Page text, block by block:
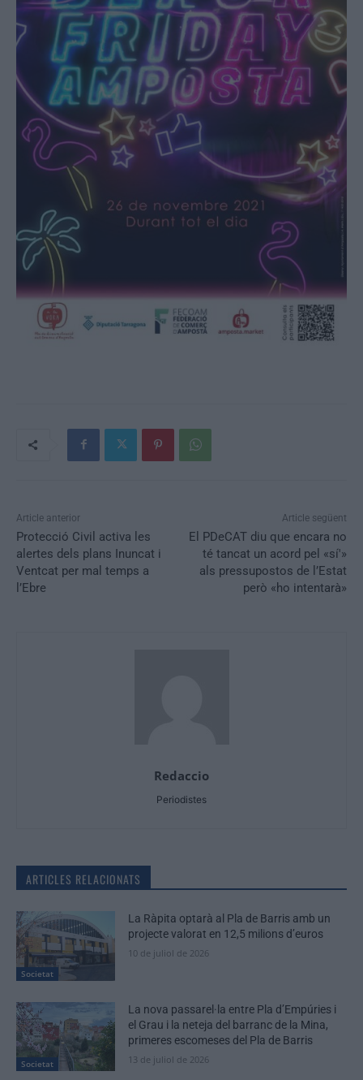
Article anterior
Protecció Civil activa les
alertes dels plans Inuncat i
Ventcat per mal temps a
l’Ebre
Article següent
El PDeCAT diu que encara no
té tancat un acord pel «sí'»
als pressupostos de l’Estat
però «ho intentarà»
Redaccio
Periodistes
ARTICLES RELACIONATS
Societat
La Ràpita optarà al Pla de Barris amb un
projecte valorat en 12,5 milions d’euros
10 de juliol de 2026
Societat
La nova passarel·la entre Pla d’Empúries i
el Grau i la neteja del barranc de la Mina,
primeres escomeses del Pla de Barris
13 de juliol de 2026